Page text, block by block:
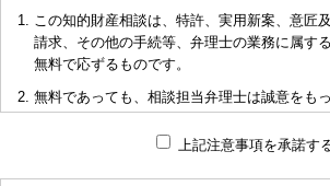
この知的財産相談は、特許、実用新案、意匠
請求、その他の手続等、弁理士の業務に属す
無料で応ずるものです。
無料であっても、相談担当弁理士は誠意をも
もありますことを予めご了承下さい。
上記注意事項を承諾す